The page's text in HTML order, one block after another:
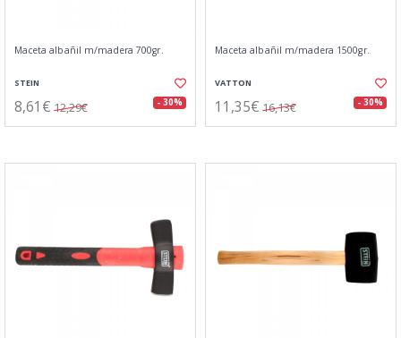
Maceta albañil m/madera 700gr.
STEIN
8,61€ 12,29€ - 30%
Maceta albañil m/madera 1500gr.
VATTON
11,35€ 16,13€ - 30%